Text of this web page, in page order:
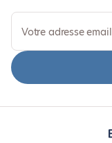
Votre adresse email